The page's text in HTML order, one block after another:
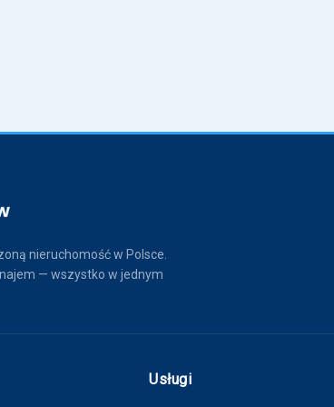
nieruchomość w Polsce.
— wszystko w jednym
Usługi